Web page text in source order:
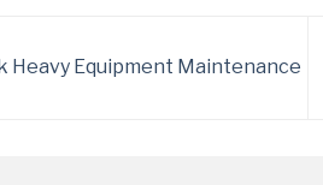
Heavy Equipment Maintenance